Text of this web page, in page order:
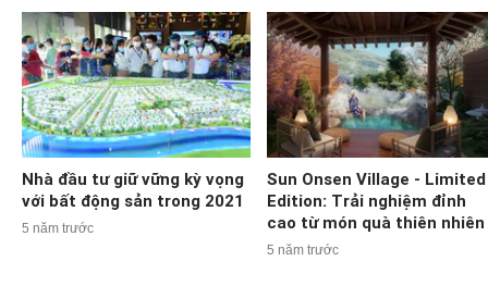
Nhà đầu tư giữ vững kỳ vọng
với bất động sản trong 2021
5 năm trước
Sun Onsen Village - Limited
Edition: Trải nghiệm đỉnh
cao từ món quà thiên nhiên
5 năm trước